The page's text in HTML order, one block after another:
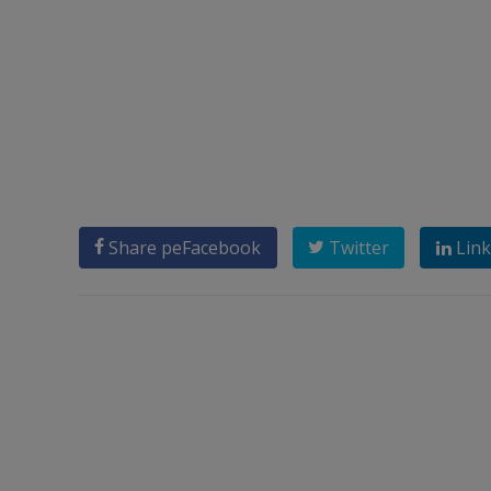
Share peFacebook Twitter